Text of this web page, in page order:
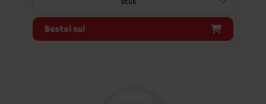
Bestel nu!